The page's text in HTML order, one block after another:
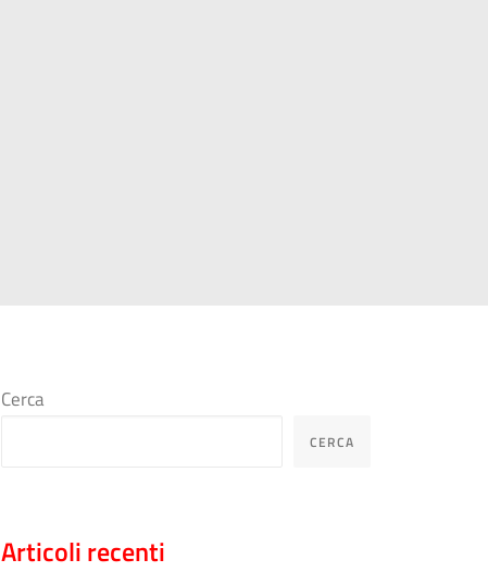
Cerca
CERCA
Articoli recenti